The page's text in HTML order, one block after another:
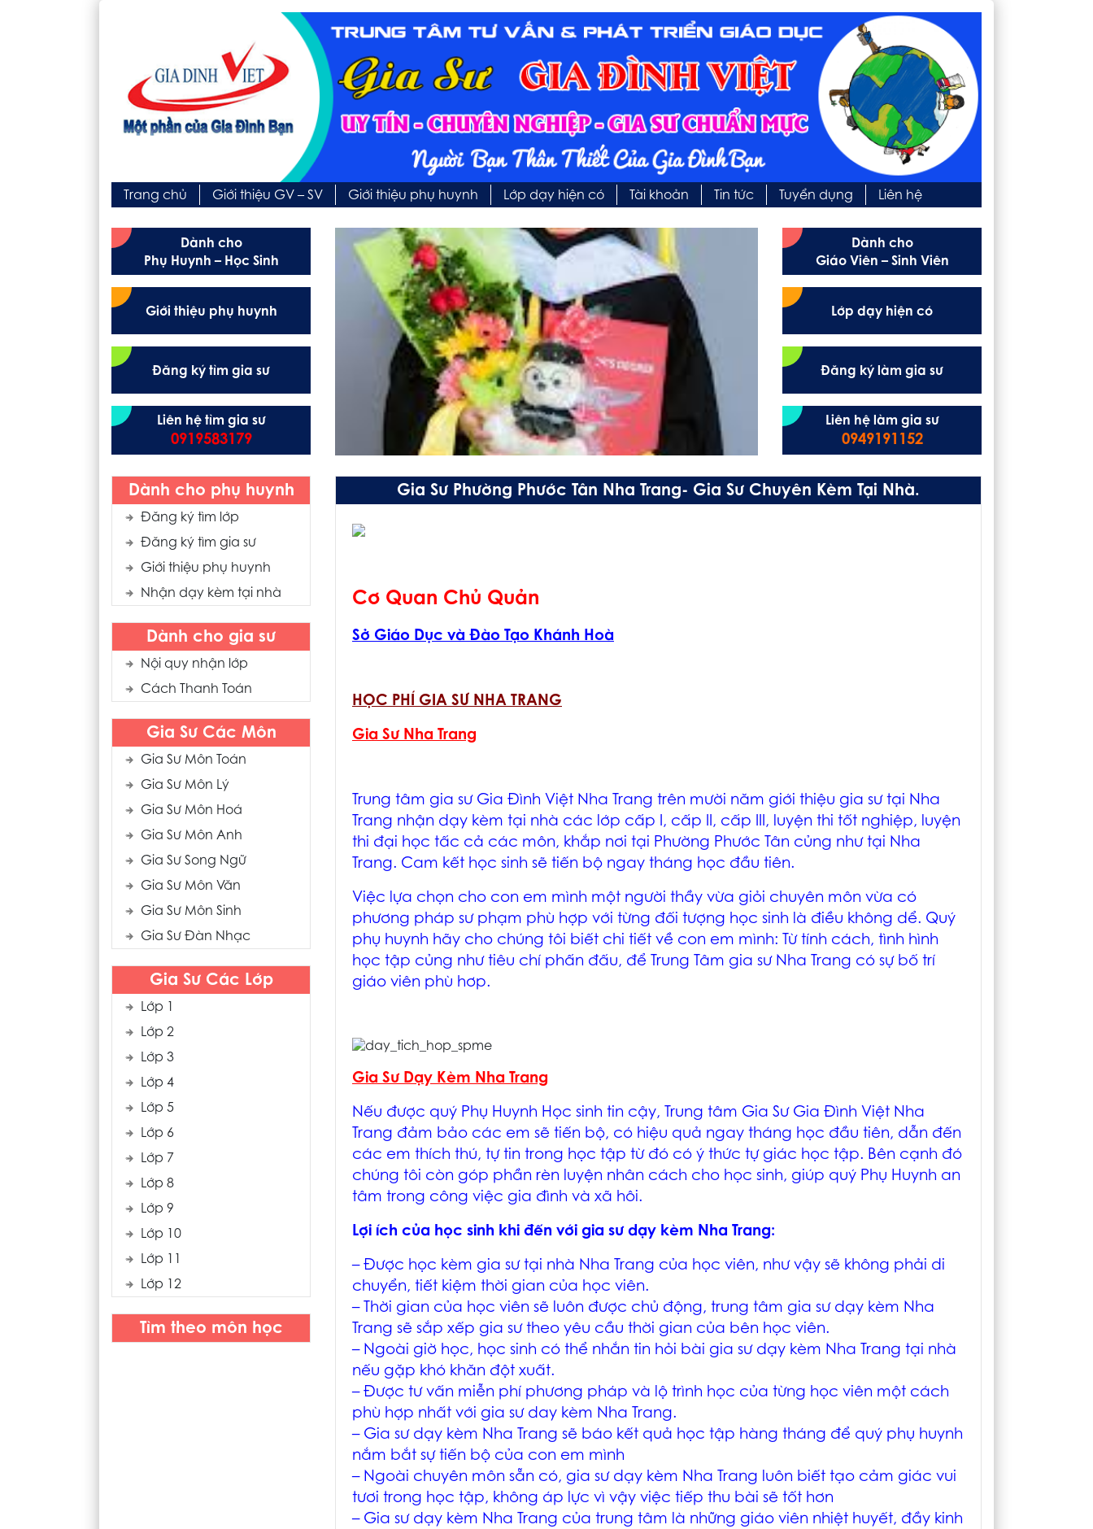
Trang chủ Giới thiệu GV – SV Giới thiệu phụ huynh Lớp dạy hiện có Tài khoản Tin tức Tuyển dụng Liên hệ
Dành cho
Phụ Huynh – Học Sinh
Giới thiệu phụ huynh
Đăng ký tìm gia sư
Liên hệ tìm gia sư
0919583179
Dành cho
Giáo Viên – Sinh Viên
Lớp dạy hiện có
Đăng ký làm gia sư
Liên hệ làm gia sư
0949191152
Dành cho phụ huynh
Đăng ký tìm lớp
Đăng ký tìm gia sư
Giới thiệu phụ huynh
Nhận dạy kèm tại nhà
Dành cho gia sư
Nội quy nhận lớp
Cách Thanh Toán
Gia Sư Các Môn
Gia Sư Môn Toán
Gia Sư Môn Lý
Gia Sư Môn Hoá
Gia Sư Môn Anh
Gia Sư Song Ngữ
Gia Sư Môn Văn
Gia Sư Môn Sinh
Gia Sư Đàn Nhạc
Gia Sư Các Lớp
Lớp 1
Lớp 2
Lớp 3
Lớp 4
Lớp 5
Lớp 6
Lớp 7
Lớp 8
Lớp 9
Lớp 10
Lớp 11
Lớp 12
Tìm theo môn học
Gia Sư Phường Phước Tân Nha Trang- Gia Sư Chuyên Kèm Tại Nhà.
Cơ Quan Chủ Quản
Sở Giáo Dục và Đào Tạo Khánh Hoà
HỌC PHÍ GIA SƯ NHA TRANG
Gia Sư Nha Trang
Trung tâm gia sư Gia Đình Việt Nha Trang trên mười năm giới thiệu gia sư tại Nha
Trang nhận dạy kèm tại nhà các lớp cấp I, cấp II, cấp III, luyện thi tốt nghiệp, luyện
thi đại học tấc cả các môn, khắp nơi tại Phường Phước Tân củng như tại Nha
Trang. Cam kết học sinh sẽ tiến bộ ngay tháng học đầu tiên.
Việc lựa chọn cho con em mình một người thầy vừa giỏi chuyên môn vừa có
phương pháp sư phạm phù hợp với từng đối tượng học sinh là điều không dể. Quý
phụ huynh hãy cho chúng tôi biết chi tiết về con em mình: Từ tính cách, tình hình
học tập củng như tiêu chí phấn đấu, để Trung Tâm gia sư Nha Trang có sự bố trí
giáo viên phù hơp.
Gia Sư Dạy Kèm Nha Trang
Nếu được quý Phụ Huynh Học sinh tin cậy, Trung tâm Gia Sư Gia Đình Việt Nha
Trang đảm bảo các em sẽ tiến bộ, có hiệu quả ngay tháng học đầu tiên, dẫn đến
các em thích thú, tự tin trong học tập từ đó có ý thức tự giác học tập. Bên cạnh đó
chúng tôi còn góp phần rèn luyện nhân cách cho học sinh, giúp quý Phụ Huynh an
tâm trong công việc gia đình và xã hôi.
Lợi ích của học sinh khi đến với gia sư dạy kèm Nha Trang:
– Được học kèm gia sư tại nhà Nha Trang của học viên, như vậy sẽ không phải di
chuyển, tiết kiệm thời gian của học viên.
– Thời gian của học viên sẽ luôn được chủ động, trung tâm gia sư dạy kèm Nha
Trang sẽ sắp xếp gia sư theo yêu cầu thời gian của bên học viên.
– Ngoài giờ học, học sinh có thể nhắn tin hỏi bài gia sư dạy kèm Nha Trang tại nhà
nếu gặp khó khăn đột xuất.
– Được tư vấn miễn phí phương pháp và lộ trình học của từng học viên một cách
phù hợp nhất với gia sư day kèm Nha Trang.
– Gia sư dạy kèm Nha Trang sẽ báo kết quả học tập hàng tháng để quý phụ huynh
nắm bắt sự tiến bộ của con em mình
– Ngoài chuyên môn sẵn có, gia sư dạy kèm Nha Trang luôn biết tạo cảm giác vui
tươi trong học tập, không áp lực vì vậy việc tiếp thu bài sẽ tốt hơn
– Gia sư dạy kèm Nha Trang của trung tâm là những giáo viên nhiệt huyết, đầy kinh